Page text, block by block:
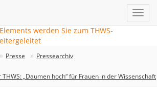
Presse Pressearchiv
„Daumen hoch“ für Frauen in der Wissenschaft